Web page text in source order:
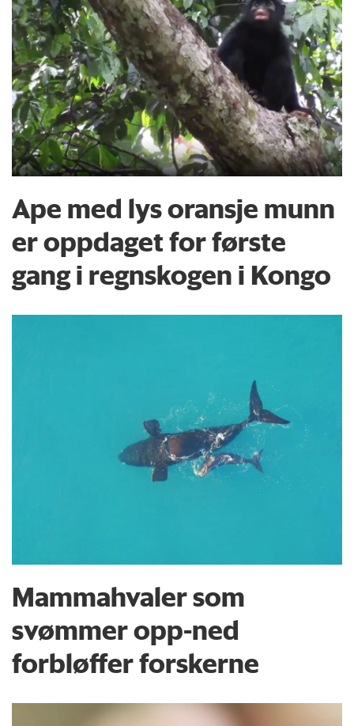
Ape med lys oransje munn
er oppdaget for første
gang i regnskogen i Kongo
Mammahvaler som
svømmer opp-ned
forbløffer forskerne